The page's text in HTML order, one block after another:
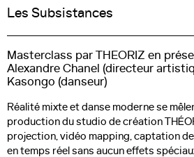
Le festival
Soirées
Parcours d'exposition
Mirage Creative+
Les Subsistances
Masterclass par THEORIZ en
Alexandre Chanel (directeur
Kasongo (danseur)
Réalité mixte et danse moderne se
production du studio de création
projection, vidéo mapping, captation
en temps réel sans aucun effets